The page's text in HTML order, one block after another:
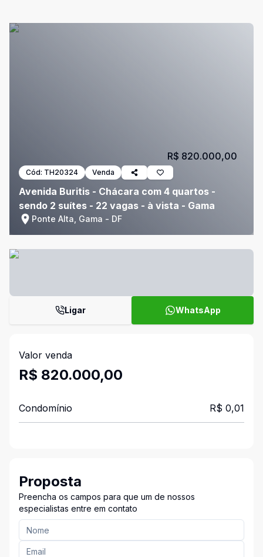
Cód: TH20324 Venda
Avenida Buritis - Chácara com 4 quartos -
sendo 2 suítes - 22 vagas - à vista - Gama
Ponte Alta, Gama - DF
R$ 820.000,00
Ligar WhatsApp
Valor venda
R$ 820.000,00
Condomínio R$ 0,01
Proposta
Preencha os campos para que um de nossos
especialistas entre em contato